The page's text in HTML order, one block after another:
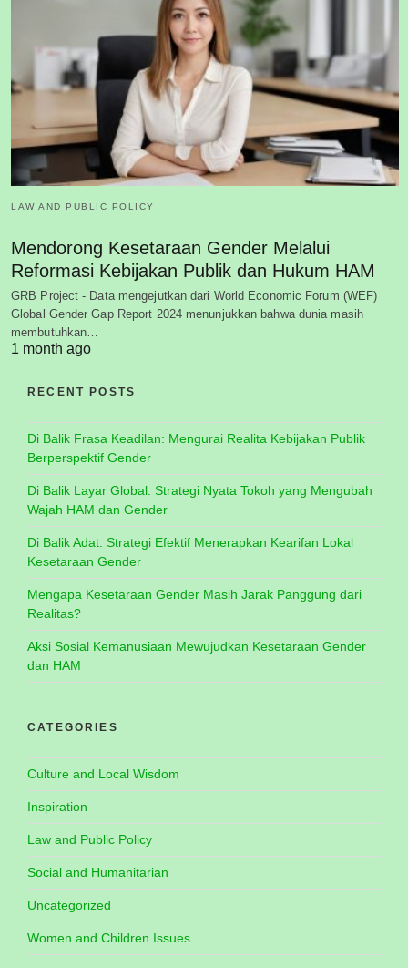
LAW AND PUBLIC POLICY
Mendorong Kesetaraan Gender Melalui
Reformasi Kebijakan Publik dan Hukum HAM
GRB Project - Data mengejutkan dari World Economic Forum (WEF)
Global Gender Gap Report 2024 menunjukkan bahwa dunia masih
membutuhkan…
1 month ago
RECENT POSTS
Di Balik Frasa Keadilan: Mengurai Realita Kebijakan Publik
Berperspektif Gender
Di Balik Layar Global: Strategi Nyata Tokoh yang Mengubah
Wajah HAM dan Gender
Di Balik Adat: Strategi Efektif Menerapkan Kearifan Lokal
Kesetaraan Gender
Mengapa Kesetaraan Gender Masih Jarak Panggung dari
Realitas?
Aksi Sosial Kemanusiaan Mewujudkan Kesetaraan Gender
dan HAM
CATEGORIES
Culture and Local Wisdom
Inspiration
Law and Public Policy
Social and Humanitarian
Uncategorized
Women and Children Issues